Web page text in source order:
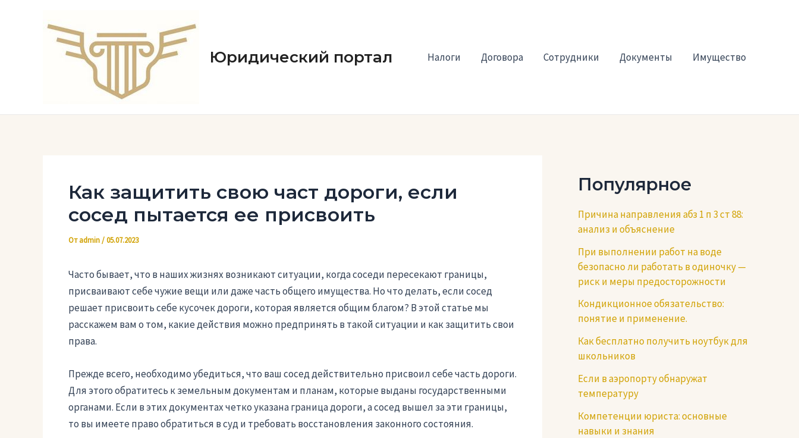
содержимому
Юридический портал Налоги Договора Сотрудники Документы Имущество
Как защитить свою част дороги, если
сосед пытается ее присвоить
Отadmin/05.07.2023
Часто бывает, что в наших жизнях возникают ситуации, когда соседи пересекают границы,
присваивают себе чужие вещи или даже часть общего имущества. Но что делать, если сосед
решает присвоить себе кусочек дороги, которая является общим благом? В этой статье мы
расскажем вам о том, какие действия можно предпринять в такой ситуации и как защитить свои
права.
Прежде всего, необходимо убедиться, что ваш сосед действительно присвоил себе часть дороги.
Для этого обратитесь к земельным документам и планам, которые выданы государственными
органами. Если в этих документах четко указана граница дороги, а сосед вышел за эти границы,
то вы имеете право обратиться в суд и требовать восстановления законного состояния.
Популярное
Причина направления абз 1 п 3 ст 88:
анализ и объяснение
При выполнении работ на воде
безопасно ли работать в одиночку —
риск и меры предосторожности
Кондикционное обязательство:
понятие и применение.
Как бесплатно получить ноутбук для
школьников
Если в аэропорту обнаружат
температуру
Компетенции юриста: основные
навыки и знания